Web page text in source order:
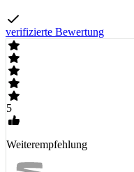
verifizierte Bewertung
5
Weiterempfehlung